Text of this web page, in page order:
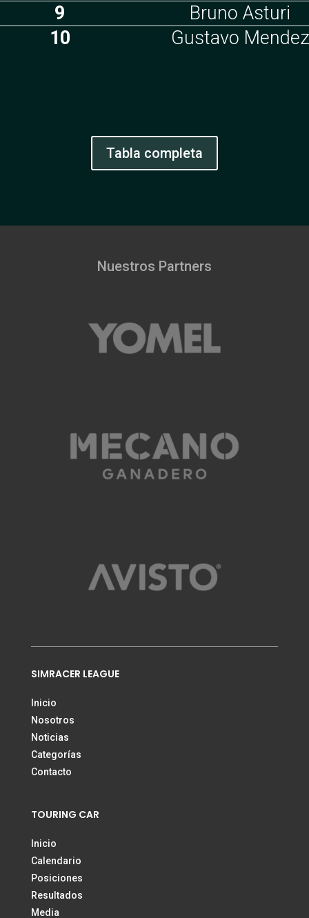
9
Bruno Asturi
10
Gustavo Mendez
Tabla completa
Nuestros Partners
SIMRACER LEAGUE
Inicio
Nosotros
Noticias
Categorías
Contacto
TOURING CAR
Inicio
Calendario
Posiciones
Resultados
Media